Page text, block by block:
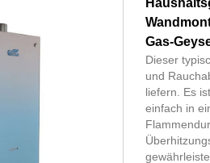
Gas-
Dieser
und
liefern. Es
einfach in